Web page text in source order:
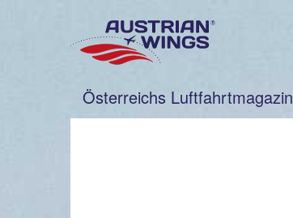
Österreichs Luftfahrtmagazin